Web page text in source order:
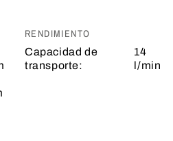
RENDIMIENTO
Capacidad de
transporte:
14
l/min